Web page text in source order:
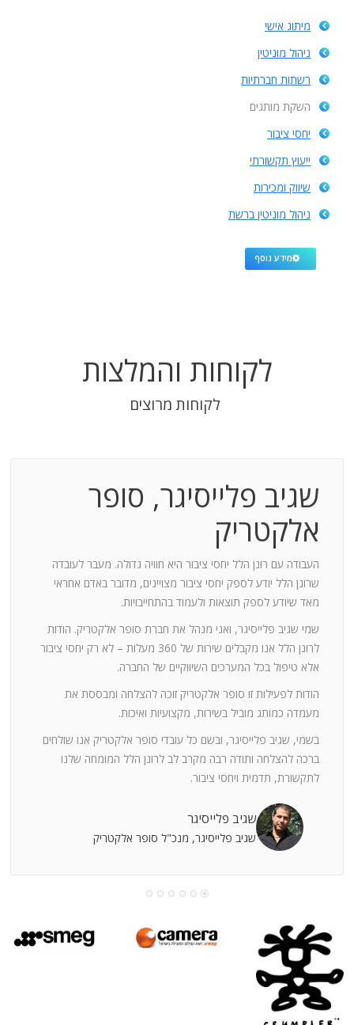
מיתוג אישי
ניהול מוניטין
רשתות חברתיות
השקת מותגים
יחסי ציבור
ייעוץ תקשורתי
שיווק ומכירות
ניהול מוניטין ברשת
מידע נוסף
לקוחות והמלצות
לקוחות מרוצים
שגיב פלייסיגר, סופר
אלקטריק
העבודה עם רונן הלל יחסי ציבור היא חוויה גדולה. מעבר לעובדה
שרונן הלל יודע לספק יחסי ציבור מצויינים, מדובר באדם אחראי
מאד שיודע לספק תוצאות ולעמוד בהתחייבויות.
שמי שגיב פלייסיגר, ואני מנהל את חברת סופר אלקטריק. הודות
לרונן הלל אנו מקבלים שירות של 360 מעלות – לא רק יחסי ציבור
אלא טיפול בכל המערכים השיווקיים של החברה.
הודות לפעילות זו סופר אלקטריק זוכה להצלחה ומבססת את
מעמדה כמותג מוביל בשירות, מקצועיות ואיכות.
בשמי, שגיב פלייסיגר, ובשם כל עובדי סופר אלקטריק אנו שולחים
ברכה להצלחה ותודה רבה מקרב לב לרונן הלל המומחה שלנו
לתקשורת, תדמית ויחסי ציבור.
שגיב פלייסיגר
שגיב פלייסיגר, מנכ"ל סופר אלקטריק